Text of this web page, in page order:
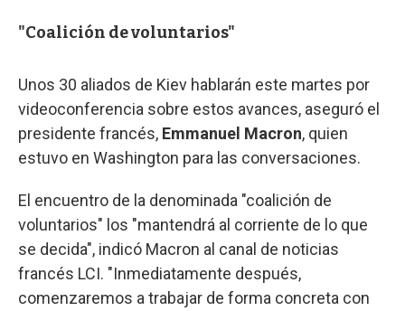
"Coalición de voluntarios"
Unos 30 aliados de Kiev hablarán este martes por
videoconferencia sobre estos avances, aseguró el
presidente francés, Emmanuel Macron, quien
estuvo en Washington para las conversaciones.
El encuentro de la denominada "coalición de
voluntarios" los "mantendrá al corriente de lo que
se decida", indicó Macron al canal de noticias
francés LCI. "Inmediatamente después,
comenzaremos a trabajar de forma concreta con